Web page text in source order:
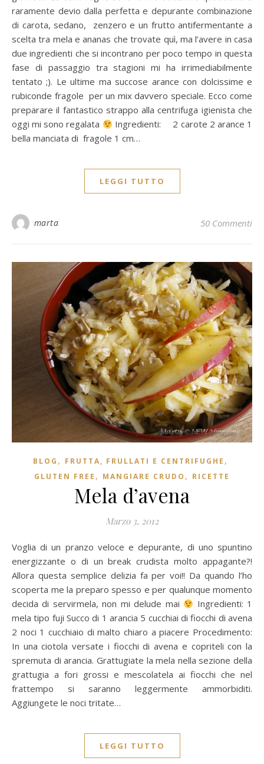
raramente devio dalla perfetta e depurante combinazione
di carota, sedano, zenzero e un frutto antifermentante a
scelta tra mela e ananas che trovate quì, ma l’avere in casa
due ingredienti che si incontrano per poco tempo in questa
fase di passaggio tra stagioni mi ha irrimediabilmente
tentato ;). Le ultime ma succose arance con dolcissime e
rubiconde fragole per un mix davvero speciale. Ecco come
preparare il fantastico strappo alla centrifuga igienista che
oggi mi sono regalata
Ingredienti: 2 carote 2 arance 1
bella manciata di fragole 1 cm…
LEGGI TUTTO
marta 50 Commenti
BLOG , FRUTTA, FRULLATI E CENTRIFUGHE ,
GLUTEN FREE , MANGIARE CRUDO , RICETTE
Mela d’avena
Marzo 3, 2012
Voglia di un pranzo veloce e depurante, di uno spuntino
energizzante o di un break crudista molto appagante?!
Allora questa semplice delizia fa per voi!! Da quando l’ho
scoperta me la preparo spesso e per qualunque momento
decida di servirmela, non mi delude mai
Ingredienti: 1
mela tipo fuji Succo di 1 arancia 5 cucchiai di fiocchi di avena
2 noci 1 cucchiaio di malto chiaro a piacere Procedimento:
In una ciotola versate i fiocchi di avena e copriteli con la
spremuta di arancia. Grattugiate la mela nella sezione della
grattugia a fori grossi e mescolatela ai fiocchi che nel
frattempo si saranno leggermente ammorbiditi.
Aggiungete le noci tritate…
LEGGI TUTTO